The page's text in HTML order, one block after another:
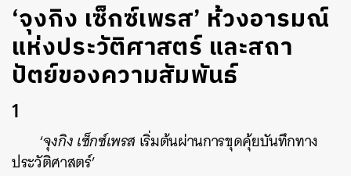
‘จุงกิง เซ็กซ์เพรส’ ห้วงอารมณ์
แห่งประวัติศาสตร์ และสถา
ปัตย์ของความสัมพันธ์
1
‘จุงกิง เซ็กซ์เพรส เริ่มต้นผ่านการขุดคุ้ยบันทึกทาง
ประวัติศาสตร์’